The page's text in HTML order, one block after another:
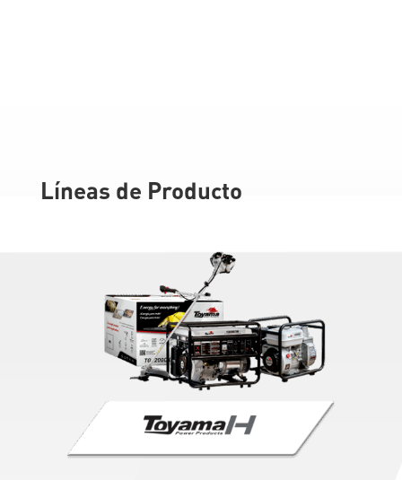
Líneas de Producto